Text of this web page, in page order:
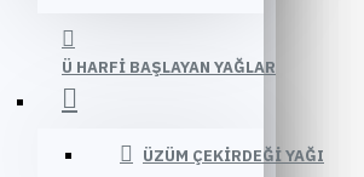
Ü HARFI BAŞLAYAN YAĞLAR
ÜZÜM ÇEKIRDEĞI YAĞI